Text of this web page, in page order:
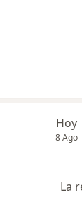
Hoy
8 Ago
La